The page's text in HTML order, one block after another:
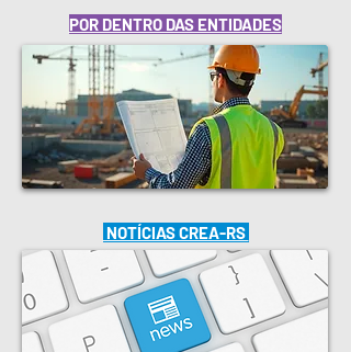
POR DENTRO DAS ENTIDADES
NOTÍCIAS CREA-RS